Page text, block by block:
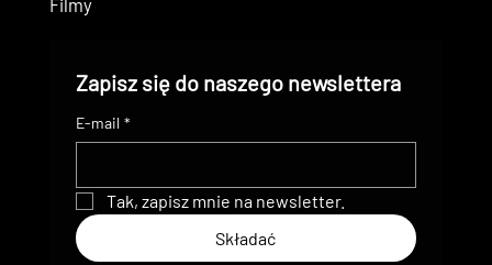
Filmy
Zapisz się do naszego newslettera
E-mail *
Tak, zapisz mnie na newsletter.
Składać